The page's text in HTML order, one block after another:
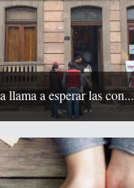
llama a esperar las con...